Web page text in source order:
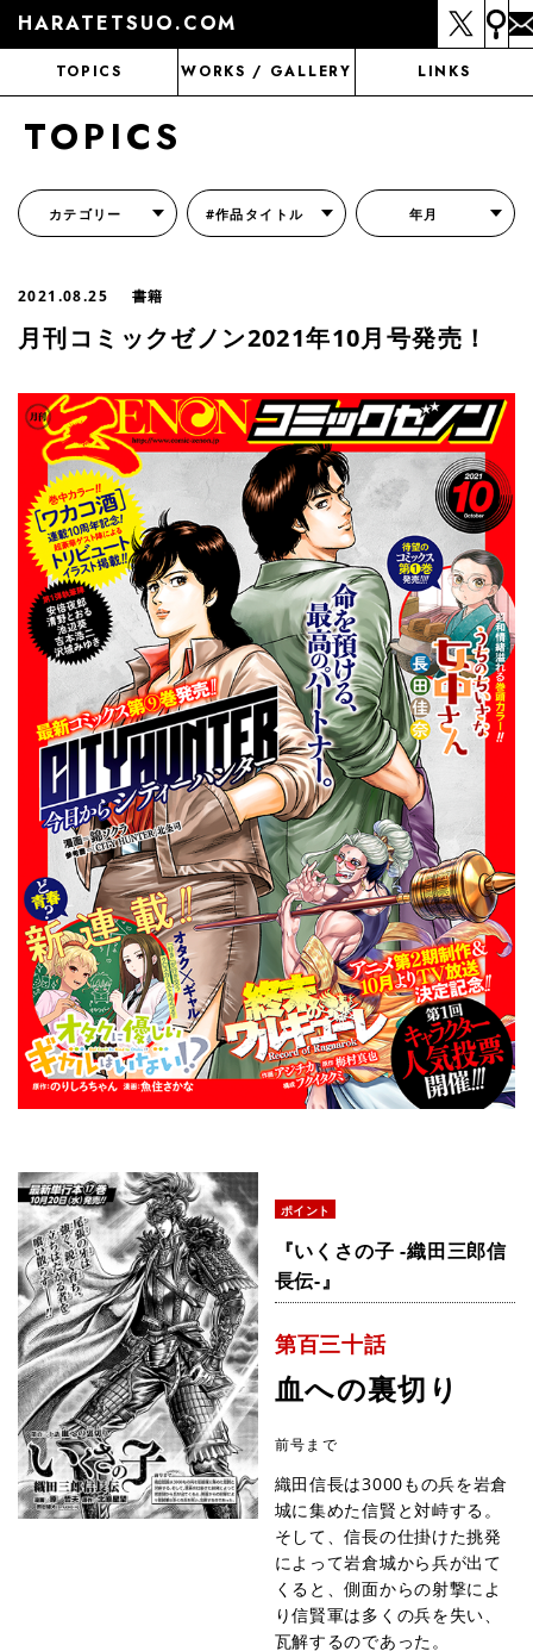
HARATETSUO.COM
TOPICS WORKS / GALLERY LINKS
TOPICS
カテゴリー #作品タイトル 年月
2021.08.25 書籍
月刊コミックゼノン2021年10月号発売！
ポイント
『いくさの子 -織田三郎信
長伝-』
第百三十話
血への裏切り
前号まで
織田信長は3000もの兵を岩倉
城に集めた信賢と対峙する。
そして、信長の仕掛けた挑発
によって岩倉城から兵が出て
くると、側面からの射撃によ
り信賢軍は多くの兵を失い、
瓦解するのであった。